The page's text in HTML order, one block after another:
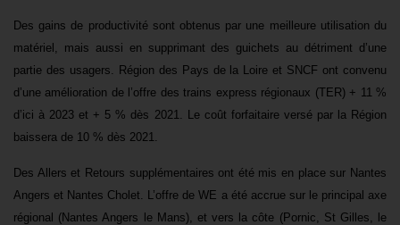
Des gains de productivité sont obtenus par une meilleure utilisation du
matériel, mais aussi en supprimant des guichets au détriment d’une
partie des usagers. Région des Pays de la Loire et SNCF ont convenu
d’une amélioration de l’offre des trains express régionaux (TER) + 11 %
d’ici à 2023 et + 5 % dès 2021. Le coût forfaitaire versé par la Région
baissera de 10 % dès 2021.
Des Allers et Retours supplémentaires ont été mis en place sur Nantes
Angers et Nantes Cholet. L’offre de WE a été accrue sur le principal axe
régional (Nantes Angers le Mans), et vers la côte (Pornic, St Gilles, le